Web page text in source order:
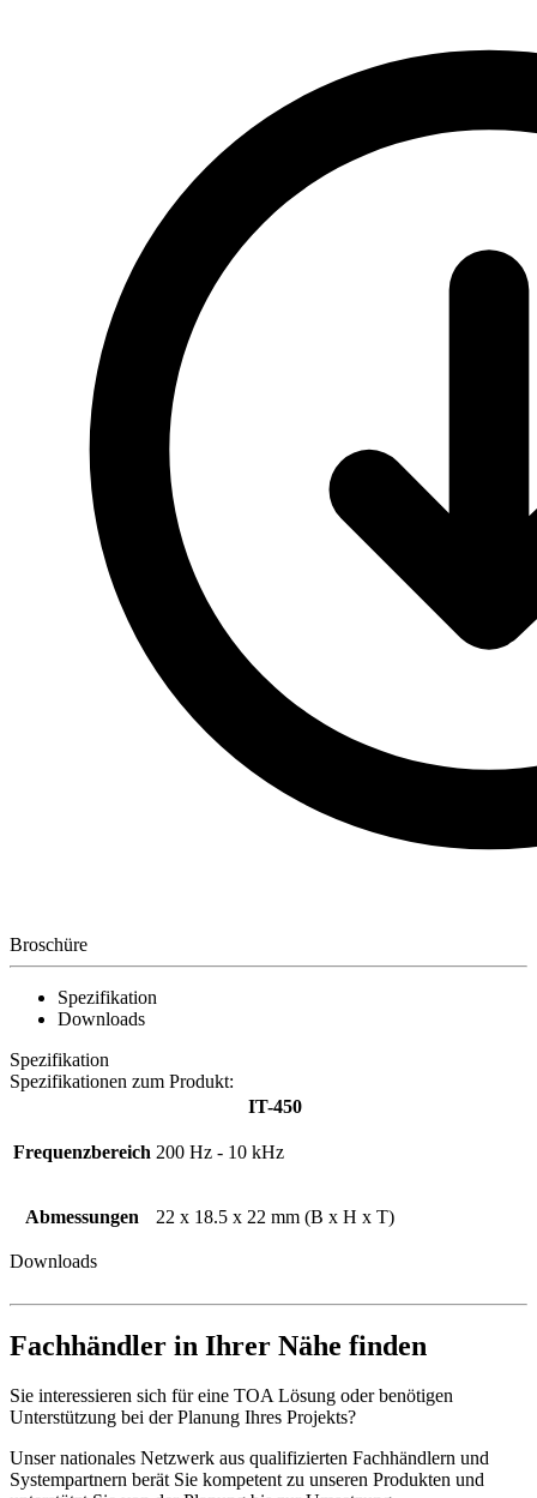
Broschüre
Spezifikation
Downloads
Spezifikation
Spezifikationen zum Produkt:
IT-450
Frequenzbereich 200 Hz - 10 kHz
Abmessungen 22 x 18.5 x 22 mm (B x H x T)
Downloads
Fachhändler in Ihrer Nähe finden
Sie interessieren sich für eine TOA Lösung oder benötigen
Unterstützung bei der Planung Ihres Projekts?
Unser nationales Netzwerk aus qualifizierten Fachhändlern und
Systempartnern berät Sie kompetent zu unseren Produkten und